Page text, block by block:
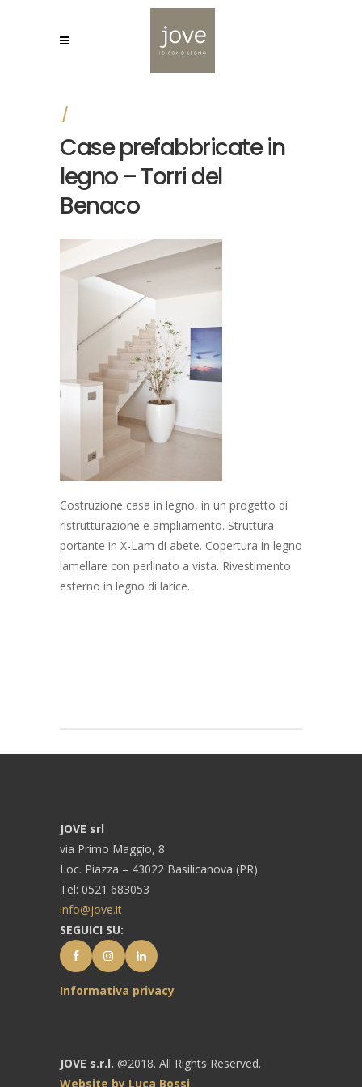
Case prefabbricate in
legno – Torri del
Benaco
Costruzione casa in legno, in un progetto di
ristrutturazione e ampliamento. Struttura
portante in X-Lam di abete. Copertura in legno
lamellare con perlinato a vista. Rivestimento
esterno in legno di larice.
JOVE srl
via Primo Maggio, 8
Loc. Piazza – 43022 Basilicanova (PR)
Tel: 0521 683053
info@jove.it
SEGUICI SU:
Informativa privacy
JOVE s.r.l. @2018. All Rights Reserved.
Website by Luca Bossi